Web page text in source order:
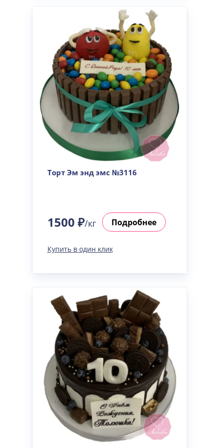
Торт Эм энд эмс №3116
1500 ₽/кг Подробнее
Купить в один клик